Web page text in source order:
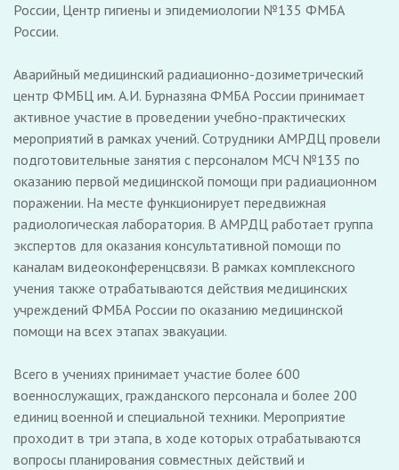
России, Центр гигиены и эпидемиологии №135 ФМБА
России.
Аварийный медицинский радиационно-дозиметрический
центр ФМБЦ им. А.И. Бурназяна ФМБА России принимает
активное участие в проведении учебно-практических
мероприятий в рамках учений. Сотрудники АМРДЦ провели
подготовительные занятия с персоналом МСЧ №135 по
оказанию первой медицинской помощи при радиационном
поражении. На месте функционирует передвижная
радиологическая лаборатория. В АМРДЦ работает группа
экспертов для оказания консультативной помощи по
каналам видеоконференцсвязи. В рамках комплексного
учения также отрабатываются действия медицинских
учреждений ФМБА России по оказанию медицинской
помощи на всех этапах эвакуации.
Всего в учениях принимает участие более 600
военнослужащих, гражданского персонала и более 200
единиц военной и специальной техники. Мероприятие
проходит в три этапа, в ходе которых отрабатываются
вопросы планирования совместных действий и